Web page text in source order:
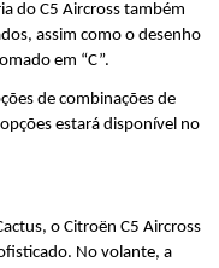
do C5 Aircross também
assim como o desenho
em “C”.
de combinações de
estará disponível no
o Citroën C5 Aircross
No volante, a